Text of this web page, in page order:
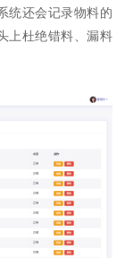
统还会记录物料的
上杜绝错料、漏料